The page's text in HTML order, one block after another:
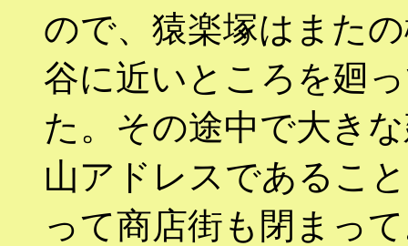
ので、猿楽塚はまた
谷に近いところを廻
た。その途中で大き
山アドレスであるこ
って商店街も閉まっ